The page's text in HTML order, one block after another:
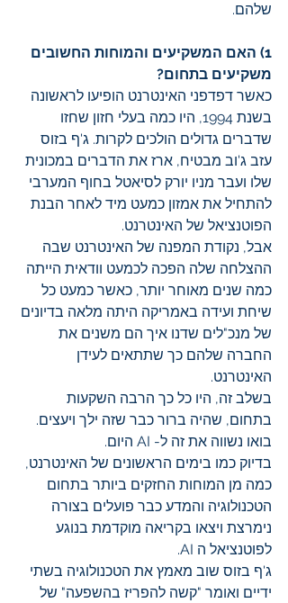
שלהם.
1) האם המשקיעים והמוחות החשובים
משקיעים בתחום?
כאשר דפדפני האינטרנט הופיעו לראשונה
בשנת 1994, היו כמה בעלי חזון שחזו
שדברים גדולים הולכים לקרות. ג'ף בזוס
עזב ג'וב מבטיח, ארז את הדברים במכונית
שלו ועבר מניו יורק לסיאטל בחוף המערבי
להתחיל את אמזון כמעט מיד לאחר הבנת
הפוטנציאל של האינטרנט.
אבל, נקודת המפנה של האינטרנט שבה
ההצלחה שלה הפכה לכמעט וודאית הייתה
כמה שנים מאוחר יותר, כאשר כמעט כל
שיחת ועידה באמריקה היתה מלאה בדיונים
של מנכ"לים שדנו איך הם משנים את
החברה שלהם כך שתתאים לעידן
האינטרנט.
בשלב זה, היו כל כך הרבה השקעות
בתחום, שהיה ברור כבר שזה ילך ויעצים.
בואו נשווה את זה ל- AI היום.
בדיוק כמו בימים הראשונים של האינטרנט,
כמה מן המוחות החזקים ביותר בתחום
הטכנולוגיה והמדע כבר פועלים בצורה
נימרצת ויצאו בקריאה מוקדמת בנוגע
לפוטנציאל ה AI.
ג'ף בזוס שוב מאמץ את הטכנולוגיה בשתי
ידיים ואומר "קשה להפריז בהשפעה" של